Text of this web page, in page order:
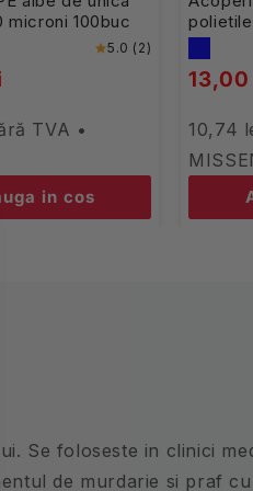
microni 100buc
5.0 (2)
TVA •
in cos
10,74
Se foloseste in clinici
de murdarie si praf